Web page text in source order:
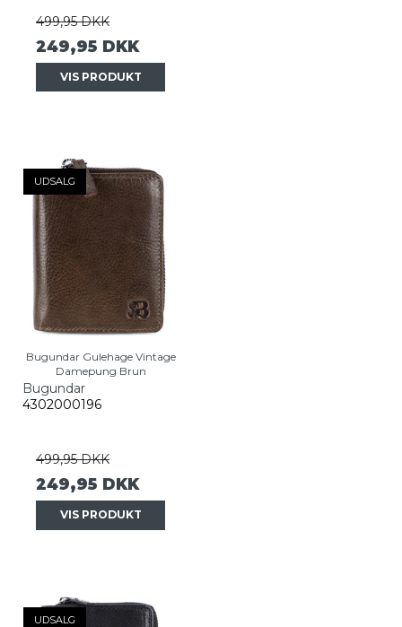
499,95 DKK
249,95 DKK
VIS PRODUKT
UDSALG
Bugundar Gulehage Vintage
Damepung Brun
Bugundar
4302000196
499,95 DKK
249,95 DKK
VIS PRODUKT
UDSALG